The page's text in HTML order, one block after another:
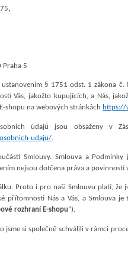
,
Praha 5
§ 1751 odst. 1 zákona
Vás, jakožto kupujících, a Nás,
shopu na webových stránkách https://
údajů jsou obsaženy v
udaju/.
Smlouvy. Smlouva a
nejsou dotčena práva a
Proto i pro naši Smlouvu platí,
přítomnosti Nás a Vás, a Smlouva
rozhraní E-shopu“).
si společně schválili v rámci